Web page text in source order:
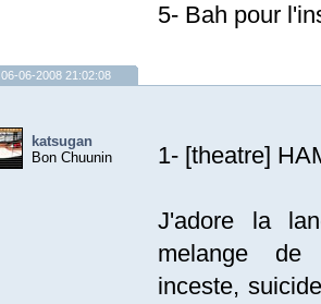
5- Bah pour
06-06-2008 21:02:08
katsugan
Bon Chuunin
1- [theatre]
J'adore la
melange de
inceste,